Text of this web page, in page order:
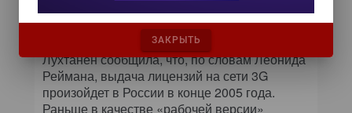
Что же касается российского аспекта данной
проблемы, главным неизвестным остается
дата выдачи операторских лицензий. Леена
Лухтанен сообщила, что, по словам Леонида
Реймана, выдача лицензий на сети 3G
произойдет в России в конце 2005 года.
Раньше в качестве «рабочей версии»
ЗАКРЫТЬ